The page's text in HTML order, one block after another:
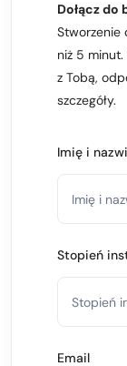
Dołącz
Stworzenie
niż 5
z Tobą,
szczegóły.
Imię i
Stopień
Email